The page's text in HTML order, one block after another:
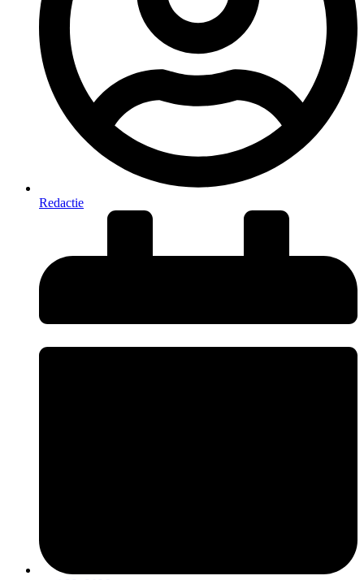
Redactie